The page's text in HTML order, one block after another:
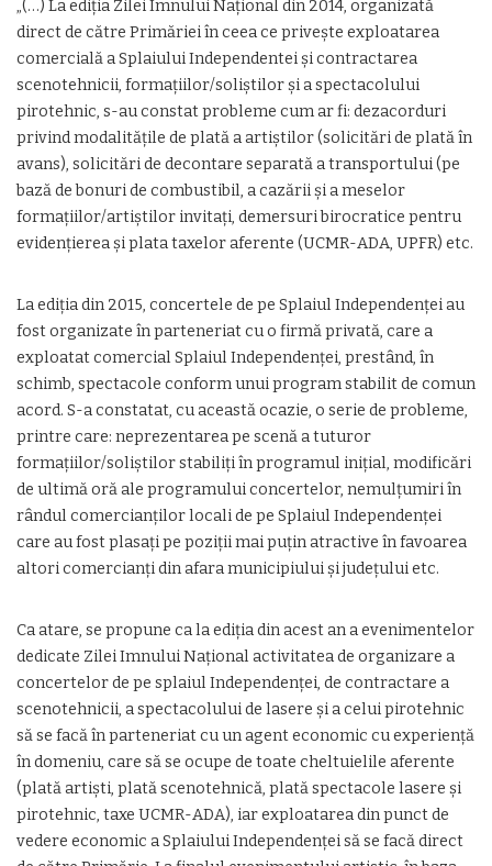
„(…) La ediţia Zilei Imnului Naţional din 2014, organizată
direct de către Primăriei în ceea ce priveşte exploatarea
comercială a Splaiului Independentei şi contractarea
scenotehnicii, formaţiilor/soliştilor şi a spectacolului
pirotehnic, s-au constat probleme cum ar fi: dezacorduri
privind modalităţile de plată a artiştilor (solicitări de plată în
avans), solicitări de decontare separată a transportului (pe
bază de bonuri de combustibil, a cazării şi a meselor
formaţiilor/artiştilor invitaţi, demersuri birocratice pentru
evidenţierea şi plata taxelor aferente (UCMR-ADA, UPFR) etc.
La ediţia din 2015, concertele de pe Splaiul Independenţei au
fost organizate în parteneriat cu o firmă privată, care a
exploatat comercial Splaiul Independenţei, prestând, în
schimb, spectacole conform unui program stabilit de comun
acord. S-a constatat, cu această ocazie, o serie de probleme,
printre care: neprezentarea pe scenă a tuturor
formaţiilor/soliştilor stabiliţi în programul iniţial, modificări
de ultimă oră ale programului concertelor, nemulţumiri în
rândul comercianţilor locali de pe Splaiul Independenţei
care au fost plasaţi pe poziţii mai puţin atractive în favoarea
altori comercianţi din afara municipiului şi judeţului etc.
Ca atare, se propune ca la ediţia din acest an a evenimentelor
dedicate Zilei Imnului Naţional activitatea de organizare a
concertelor de pe splaiul Independenţei, de contractare a
scenotehnicii, a spectacolului de lasere şi a celui pirotehnic
să se facă în parteneriat cu un agent economic cu experienţă
în domeniu, care să se ocupe de toate cheltuielile aferente
(plată artişti, plată scenotehnică, plată spectacole lasere şi
pirotehnic, taxe UCMR-ADA), iar exploatarea din punct de
vedere economic a Splaiului Independenţei să se facă direct